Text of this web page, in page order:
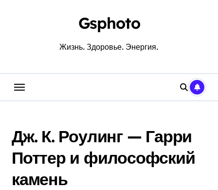
Gsphoto
Жизнь. Здоровье. Энергия.
Дж. К. Роулинг — Гарри
Поттер и философский
камень